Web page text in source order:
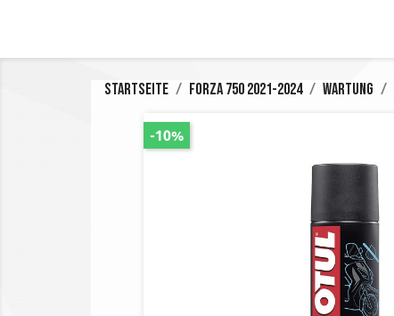
Startseite Forza 750 2021-2024 Wartung
-10%